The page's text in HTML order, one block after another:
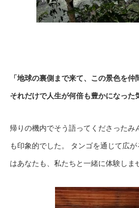
「地球の裏側まで来て、この景色を仲
それだけで人生が何倍も豊かになった
帰りの機内でそう語ってくださったみ
も印象的でした。 タンゴを通じて広
はあなたも、私たちと一緒に体験しま